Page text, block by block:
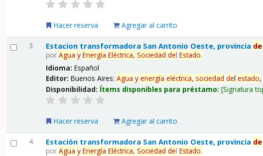
Hacer reserva Agregar al carrito
3. Estacion transformadora San Antonio Oeste, provincia de
porAgua y Energía Eléctrica, Sociedad delEstado.
Idioma:Español
Editor:Buenos Aires:Agua y energía eléctrica, sociedad delestado
Disponibilidad: Ítems disponibles para préstamo: Signatura
Hacer reserva Agregar al carrito
4. Estación transformadora San Antonio Oeste, provincia de
porAgua y Energía Eléctrica, Sociedad delEstado.